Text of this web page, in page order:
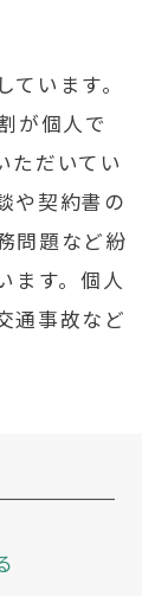
います。
が個人で
ただいてい
や契約書の
問題など紛
ます。個人
通事故など